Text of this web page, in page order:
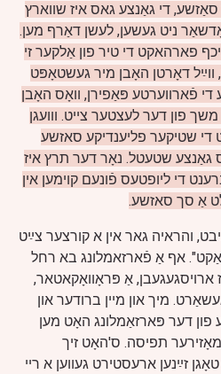
די גאַנצע גאס איז שווארץ
ניט געשען, לעשן דאַרף מען.
פארהאקט די טיר פון אַלקער זי
ווײַל דאָרטן האָבן מיר געשטאָפּט
פֿארווערטע פּאַפירן, וואָס האָבן
פון דער לעצטער צייט. ווועגן
די שטיקער פליענדיקע סאזשע
שטעטל. נאָר דער תרץ איז
די ליופטעס פֿונעם קוימען אין
אַ סך סאזשע.
והראיה גאר אין א קורצער צײַט
אף אַ פֿארזאמלונג בא רחל
ארויסגעגעבן, אַ פּראָוואָקאטאר,
מיך און מיין ברודער און
פון דער פּארזאַמלונג האָט מען
תפיסה. ס'האָט זיך
טאָגן זײַנען ארעסטירט געווען א ריי